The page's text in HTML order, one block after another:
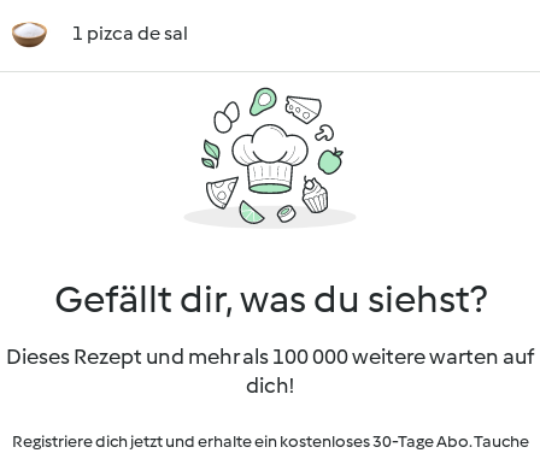
1 pizca de sal
Gefällt dir, was du siehst?
Dieses Rezept und mehr als 100 000 weitere warten auf
dich!
Registriere dich jetzt und erhalte ein kostenloses 30-Tage Abo. Tauche